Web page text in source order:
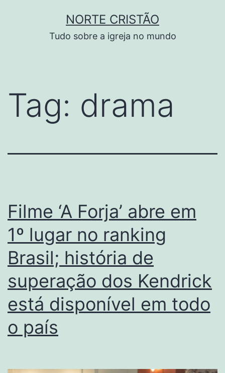
NORTE CRISTÃO
Tudo sobre a igreja no mundo
Tag: drama
Filme ‘A Forja’ abre em
1º lugar no ranking
Brasil; história de
superação dos Kendrick
está disponível em todo
o país